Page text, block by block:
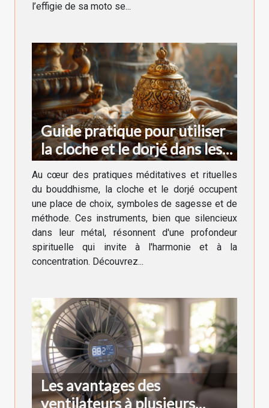
l’effigie de sa moto se...
Guide pratique pour utiliser
la cloche et le dorjé dans les
rituels bouddhistes
Au cœur des pratiques méditatives et rituelles
du bouddhisme, la cloche et le dorjé occupent
une place de choix, symboles de sagesse et de
méthode. Ces instruments, bien que silencieux
dans leur métal, résonnent d'une profondeur
spirituelle qui invite à l'harmonie et à la
concentration. Découvrez...
Les avantages des
ventilateurs à plusieurs